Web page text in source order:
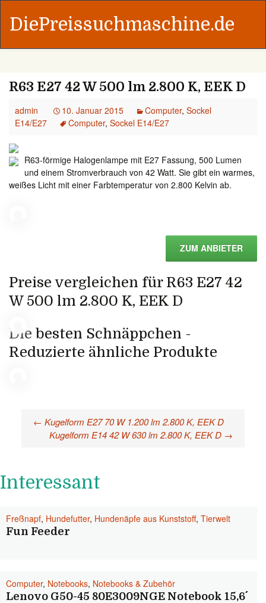
DiePreissuchmaschine.de
R63 E27 42 W 500 lm 2.800 K, EEK D
admin 10. Januar 2015 Computer, Sockel
E14/E27
Computer, Sockel E14/E27
R63-förmige Halogenlampe mit E27 Fassung, 500 Lumen
und einem Stromverbrauch von 42 Watt. Sie gibt ein warmes,
weißes Licht mit einer Farbtemperatur von 2.800 Kelvin ab.
ZUM ANBIETER
Preise vergleichen für R63 E27 42
W 500 lm 2.800 K, EEK D
Die besten Schnäppchen -
Reduzierte ähnliche Produkte
Beitragsnavigation
← Kugelform E27 70 W 1.200 lm 2.800 K, EEK D
Kugelform E14 42 W 630 lm 2.800 K, EEK D →
Interessant
Freßnapf, Hundefutter, Hundenäpfe aus Kunststoff, Tierwelt
Fun Feeder
Computer, Notebooks, Notebooks & Zubehör
Lenovo G50-45 80E3009NGE Notebook 15,6´´